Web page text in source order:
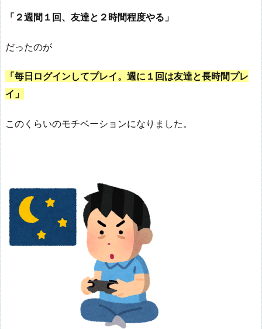
「２週間１回、友達と２時間程度やる」
だったのが
「毎日ログインしてプレイ。週に１回は友達と長時間プレ
イ」
このくらいのモチベーションになりました。